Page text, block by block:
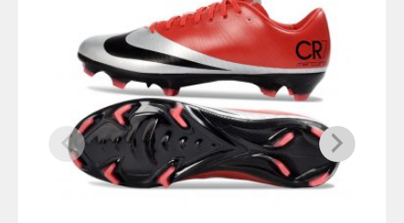
R$ 629,99.
atual
é:
R$ 459,99.